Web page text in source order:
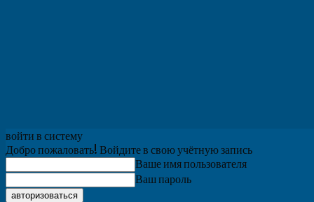
войти в систему
Добро пожаловать! Войдите в свою учётную запись
Ваше имя пользователя
Ваш пароль